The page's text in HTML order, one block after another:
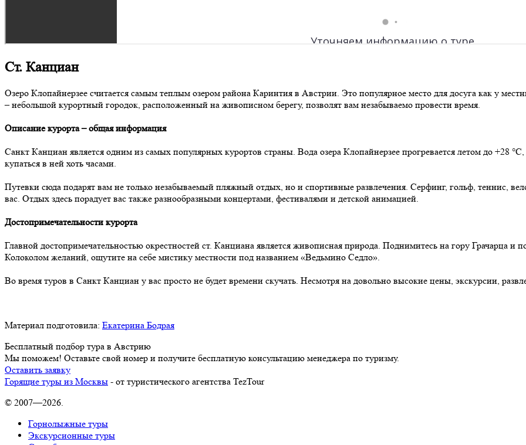
Ст. Канциан
Озеро Клопайнерзее считается самым теплым озером района Каринтия в Австрии. Это популярное место для досуга как у
– небольшой курортный городок, расположенный на живописном берегу, позволят вам незабываемо провести время.
Описание курорта – общая информация
Санкт Канциан является одним из самых популярных курортов страны. Вода озера Клопайнерзее прогревается летом до +28
купаться в ней хоть часами.
Путевки сюда подарят вам не только незабываемый пляжный отдых, но и спортивные развлечения. Серфинг, гольф, теннис,
вас. Отдых здесь порадует вас также разнообразными концертами, фестивалями и детской анимацией.
Достопримечательности курорта
Главной достопримечательностью окрестностей ст. Канциана является живописная природа. Поднимитесь на гору Грачарца
Колоколом желаний, ощутите на себе мистику местности под названием «Ведьмино Седло».
Во время туров в Санкт Канциан у вас просто не будет времени скучать. Несмотря на довольно высокие цены, экскурсии,
Материал подготовила: Екатерина Бодрая
Бесплатный подбор тура в Австрию
Мы поможем! Оставьте свой номер и получите бесплатную консультацию менеджера по туризму.
Оставить заявку
Горящие туры из Москвы - от туристического агентства TezTour
© 2007—2026.
Горнолыжные туры
Экскурсионные туры